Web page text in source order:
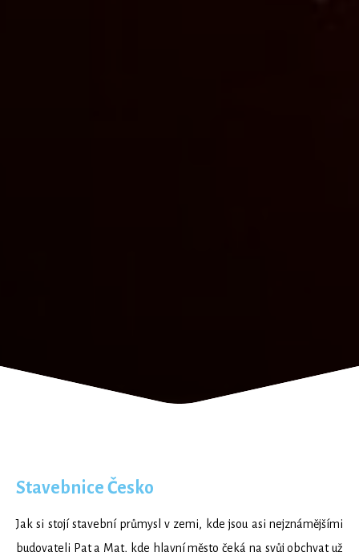
Stavebnice Česko
Jak si stojí stavební průmysl v zemi, kde jsou asi nejznámějšími
budovateli Pat a Mat, kde hlavní město čeká na svůj obchvat už